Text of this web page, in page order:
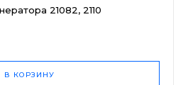
21082, 2110
В КОРЗИНУ